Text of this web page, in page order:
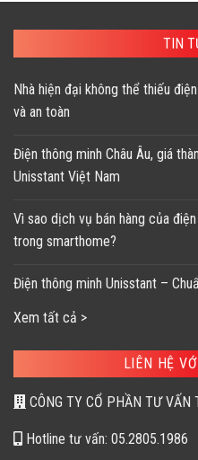
TIN
Nhà hiện đại không thể thiếu
và an toàn
Điện thông minh Châu Âu, giá
Unisstant Việt Nam
Vì sao dịch vụ bán hàng của
trong smarthome?
Điện thông minh Unisstant –
Xem tất cả >
LIÊN HỆ
CÔNG TY CỔ PHẦN TƯ VẤN
Hotline tư vấn: 05.2805.1986